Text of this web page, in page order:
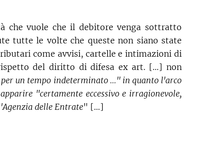
che vuole che il debitore venga sottratto
tutte le volte che queste non siano state
come avvisi, cartelle e intimazioni di
del diritto di difesa ex art. […] non
un tempo indeterminato ..." in quanto l'arco
"certamente eccessivo e irragionevole,
delle Entrate" […]